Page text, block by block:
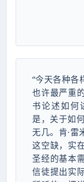
“今天各种各
也许最严重
书论述如何
是，关于如
无几。肯·雷
这空缺，实
圣经的基本
信徒提出实